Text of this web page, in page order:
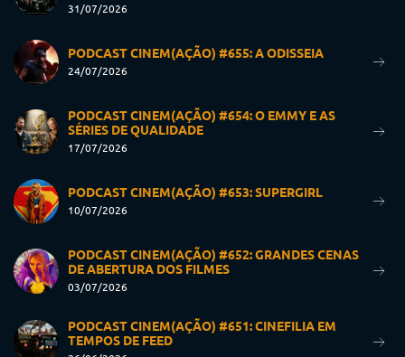
31/07/2026
PODCAST CINEM(AÇÃO) #655: A ODISSEIA
24/07/2026
PODCAST CINEM(AÇÃO) #654: O EMMY E AS
SÉRIES DE QUALIDADE
17/07/2026
PODCAST CINEM(AÇÃO) #653: SUPERGIRL
10/07/2026
PODCAST CINEM(AÇÃO) #652: GRANDES CENAS
DE ABERTURA DOS FILMES
03/07/2026
PODCAST CINEM(AÇÃO) #651: CINEFILIA EM
TEMPOS DE FEED